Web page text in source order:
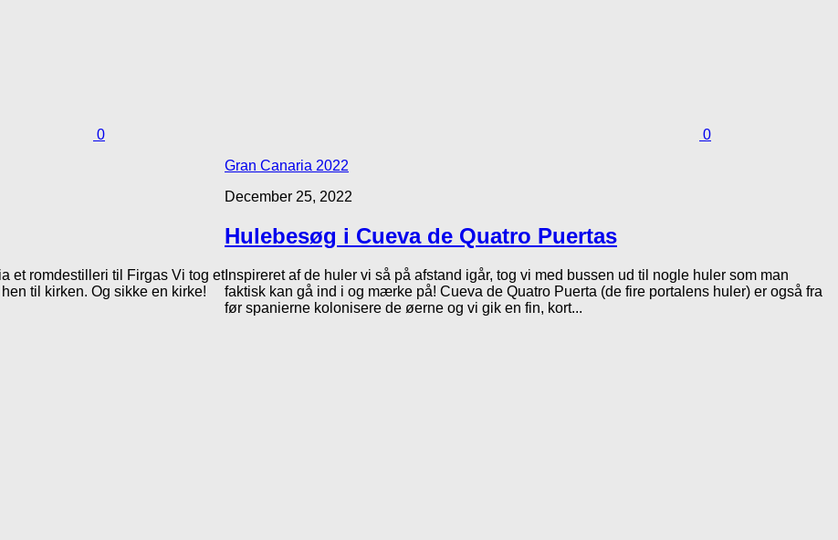
0
et romdestilleri til Firgas Vi tog et
til kirken. Og sikke en kirke!
0
Gran Canaria 2022
December 25, 2022
Hulebesøg i Cueva de Quatro Puertas
Inspireret af de huler vi så på afstand igår, tog vi med bussen ud til nogle huler som man
faktisk kan gå ind i og mærke på! Cueva de Quatro Puerta (de fire portalens huler) er også fra
før spanierne kolonisere de øerne og vi gik en fin, kort...